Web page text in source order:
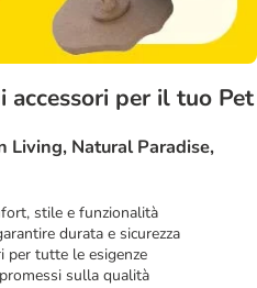
accessori per il tuo Pet
Living, Natural Paradise,
stile e funzionalità
durata e sicurezza
per tutte le esigenze
sulla qualità